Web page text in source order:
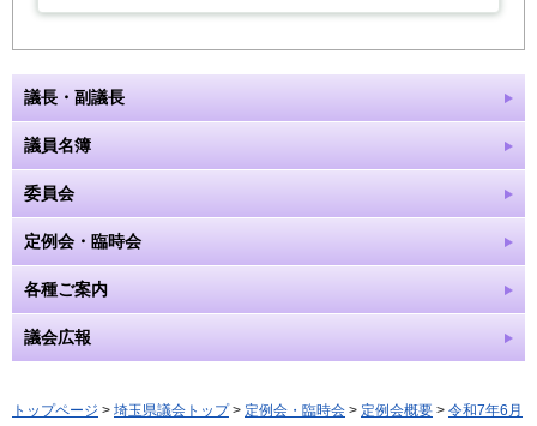
議長・副議長
議員名簿
委員会
定例会・臨時会
各種ご案内
議会広報
トップページ > 埼玉県議会トップ> 定例会・臨時会 > 定例会概要 > 令和7年6月